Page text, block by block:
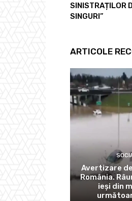
SINISTRAȚILOR
SINGURI”
ARTICOLE
Avertizare
România.
ieși din